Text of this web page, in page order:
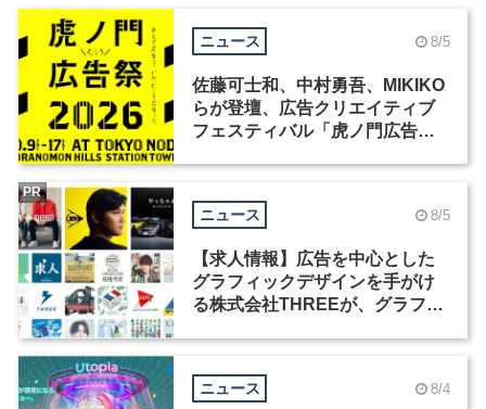
ニュース 8/5
佐藤可士和、中村勇吾、MIKIKO
らが登壇、広告クリエイティブ
フェスティバル「虎ノ門広告
ニュース 8/5
【求人情報】広告を中心とした
グラフィックデザインを手がけ
る株式会社THREEが、グラフィ
PR
ニュース 8/4